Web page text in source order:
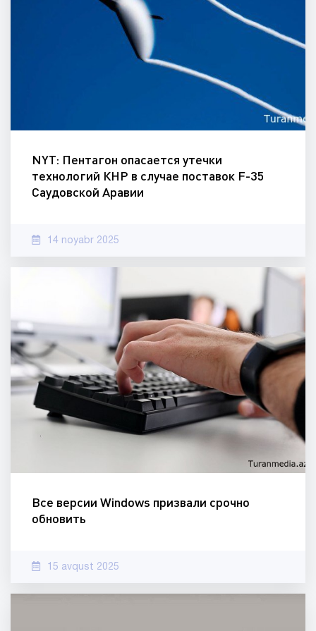
NYT: Пентагон опасается утечки
технологий КНР в случае поставок F-35
Саудовской Аравии
14 noyabr 2025
Все версии Windows призвали срочно
обновить
15 avqust 2025